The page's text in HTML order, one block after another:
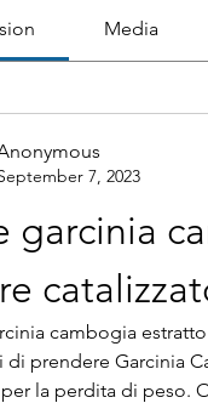
Media
7, 2023
garcinia
cambogia
di prendere Garcinia
la perdita di peso.